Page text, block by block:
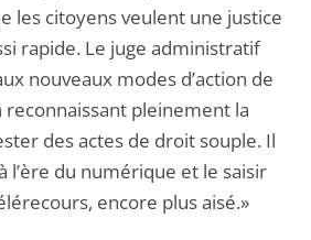
les citoyens veulent une justice
rapide. Le juge administratif
nouveaux modes d’action de
reconnaissant pleinement la
des actes de droit souple. Il
l’ère du numérique et le saisir
encore plus aisé.»